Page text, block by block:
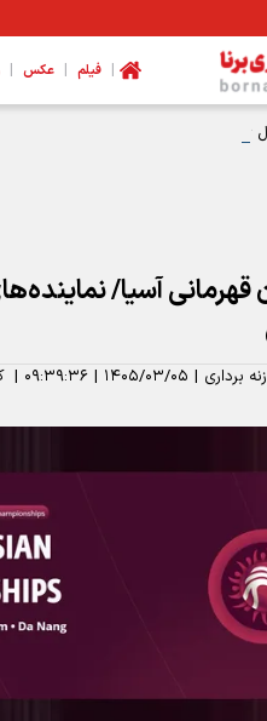
| فیلم | عکس |
آسیا/
برداری | ۱۴۰۵/۰۳/۰۵ | ۰۹:۳۹:۳۶ |